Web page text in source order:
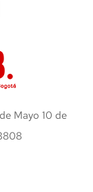
Mayo 10 de